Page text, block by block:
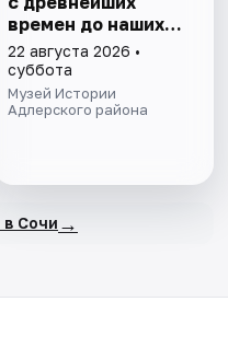
времен до наших
дней. Экскурсия
22 августа 2026 •
суббота
Музей Истории
Адлерского района
Сочи →